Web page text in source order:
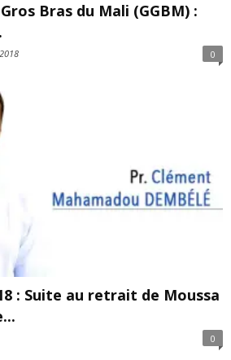
Bras du Mali (GGBM) :
0
: Suite au retrait de Moussa
0